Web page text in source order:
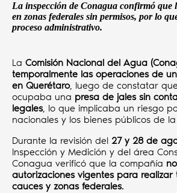
La inspección de Conagua confirmó que
en zonas federales sin permisos, por lo
proceso administrativo.
La Comisión Nacional del Agua
temporalmente las operaciones de
en Querétaro, luego de constatar
ocupaba una presa de jales sin
legales, lo que implicaba un riesgo
nacionales y los bienes públicos de
Durante la revisión del 27 y 28 de
Inspección y Medición y del área
Conagua verificó que la compañía
autorizaciones vigentes para realizar
cauces y zonas federales.